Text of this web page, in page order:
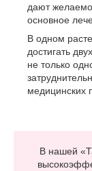
дают
основное
В одном
достигать
не только
медицинских
В нашей